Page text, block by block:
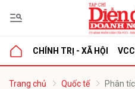
CHÍNH TRỊ - XÃ HỘI VCCI
Trang chủ Quốc tế Phân
luận